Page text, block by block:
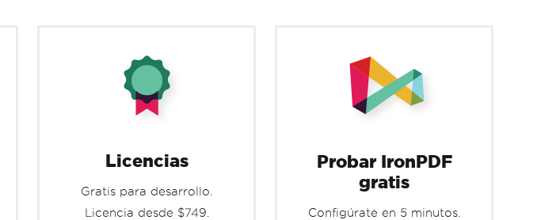
Licencias
Gratis para desarrollo.
Licencia desde $749.
Probar IronPDF
gratis
Configúrate en 5 minutos.